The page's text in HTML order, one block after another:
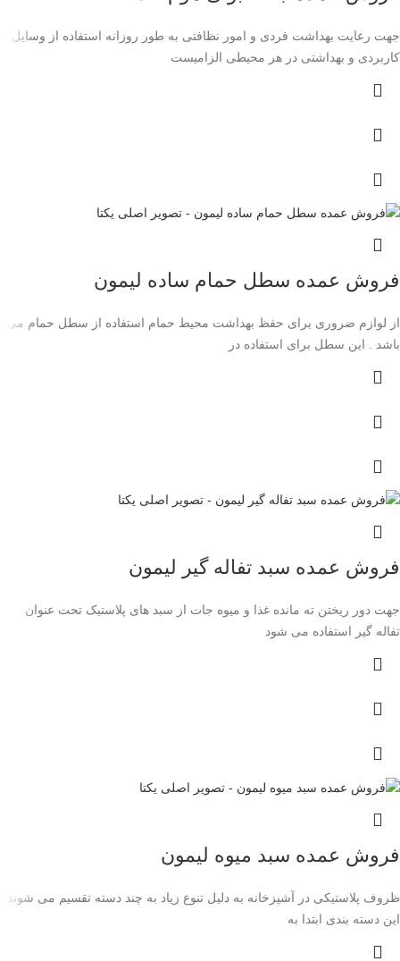
جهت رعایت بهداشت فردی و امور نظافتی به طور روزانه استفاده از وسایل
کاربردی و بهداشتی در هر محیطی الزامیست
فروش عمده سطل حمام ساده لیمون
از لوازم ضروری برای حفظ بهداشت محیط حمام استفاده از سطل حمام می
باشد . این سطل برای استفاده در
فروش عمده سبد تفاله گیر لیمون
جهت دور ریختن ته مانده غذا و میوه جات از سبد های پلاستیک تحت عنوان
تفاله گیر استفاده می شود
فروش عمده سبد میوه لیمون
ظروف پلاستیکی در آشپزخانه به دلیل تنوع زیاد به چند دسته تقسیم می شوند .
این دسته بندی ابتدا به